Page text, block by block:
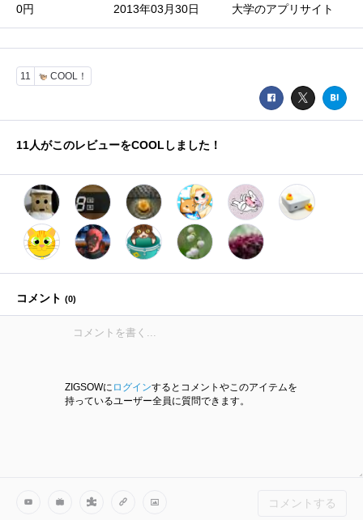
0円
2013年03月30日
大学のアプリサイト
11 COOL！
11人がこのレビューをCOOLしました！
コメント (0)
ZIGSOWに ログインするとコメントやこのアイテムを
持っているユーザー全員に質問できます。
コメントする